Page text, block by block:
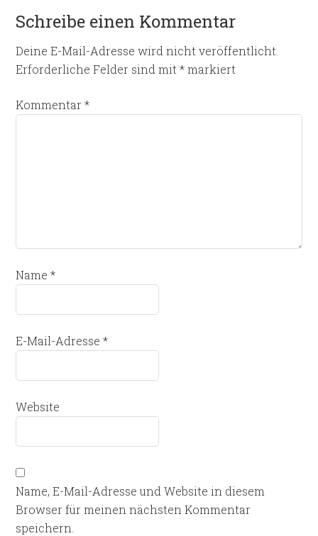
Schreibe einen Kommentar
Deine E-Mail-Adresse wird nicht veröffentlicht.
Erforderliche Felder sind mit*markiert
Kommentar*
Name*
E-Mail-Adresse*
Website
Name, E-Mail-Adresse und Website in diesem
Browser für meinen nächsten Kommentar
speichern.